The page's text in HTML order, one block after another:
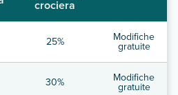
crociera
25% Modifiche
gratuite
30% Modifiche
gratuite